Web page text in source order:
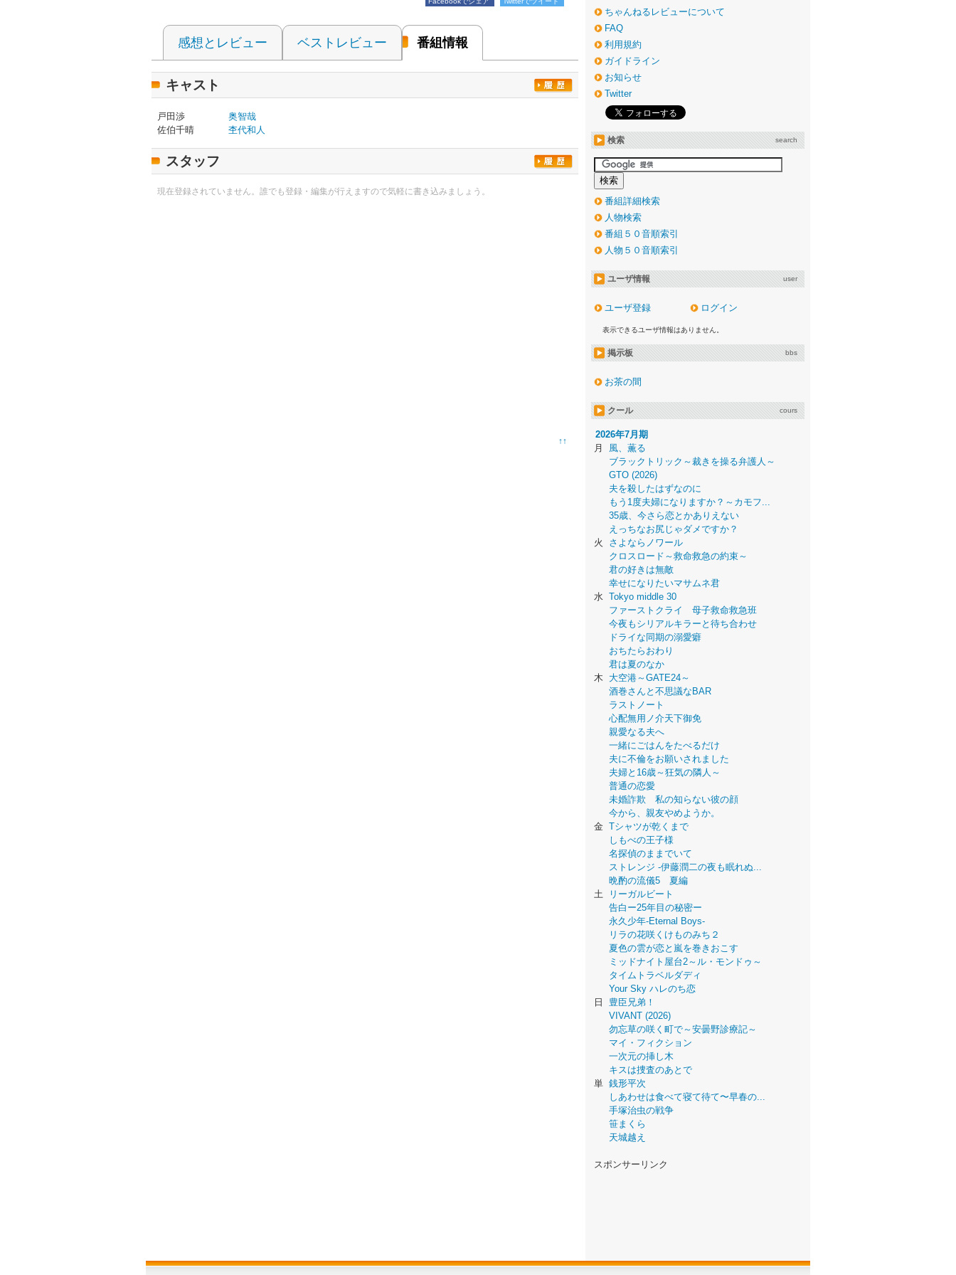
感想とレビュー ベストレビュー 番組情報
キャスト
戸田渉
奥智哉
佐伯千晴
杢代和人
スタッフ
現在登録されていません。誰でも登録・編集が行えますので気軽に書き込みましょう。
↑↑
ちゃんねるレビューについて
FAQ
利用規約
ガイドライン
お知らせ
Twitter
検索 search
番組詳細検索
人物検索
番組５０音順索引
人物５０音順索引
ユーザ情報 user
ユーザ登録 ログイン
表示できるユーザ情報はありません。
掲示板 bbs
お茶の間
クール cours
2026年7月期
月
風、薫る
ブラックトリック～裁きを操る弁護人～
GTO (2026)
夫を殺したはずなのに
もう1度夫婦になりますか？～カモフ...
35歳、今さら恋とかありえない
えっちなお尻じゃダメですか？
火
さよならノワール
クロスロード～救命救急の約束～
君の好きは無敵
幸せになりたいマサムネ君
水 Tokyo middle 30
ファーストクライ 母子救命救急班
今夜もシリアルキラーと待ち合わせ
ドライな同期の溺愛癖
おちたらおわり
君は夏のなか
木
大空港～GATE24～
酒巻さんと不思議なBAR
ラストノート
心配無用ノ介天下御免
親愛なる夫へ
一緒にごはんをたべるだけ
夫に不倫をお願いされました
夫婦と16歳～狂気の隣人～
普通の恋愛
未婚詐欺 私の知らない彼の顔
今から、親友やめようか。
金 Tシャツが乾くまで
しもべの王子様
名探偵のままでいて
ストレンジ -伊藤潤二の夜も眠れぬ...
晩酌の流儀5 夏編
土
リーガルビート
告白ー25年目の秘密ー
永久少年-Eternal Boys-
リラの花咲くけものみち２
夏色の雲が恋と嵐を巻きおこす
ミッドナイト屋台2～ル・モンドゥ～
タイムトラベルダディ
Your Sky ハレのち恋
日
豊臣兄弟！
VIVANT (2026)
勿忘草の咲く町で～安曇野診療記～
マイ・フィクション
一次元の挿し木
キスは捜査のあとで
単 銭形平次
しあわせは食べて寝て待て〜早春の...
手塚治虫の戦争
笹まくら
天城越え
スポンサーリンク